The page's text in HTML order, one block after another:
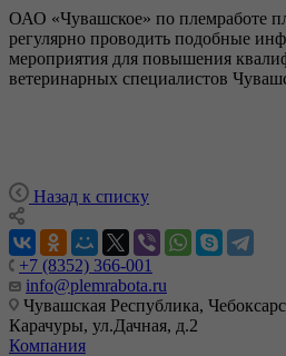
ОАО «Чувашское» по племработе
регулярно проводить подобные
мероприятия для повышения
ветеринарных специалистов
Назад к списку
+7 (8352) 366-001
info@plemrabota.ru
Чувашская Республика,
Карачуры, ул.Дачная, д.2
Компания